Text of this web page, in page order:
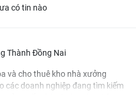
có tin nào
Thành Đồng Nai
và cho thuê kho nhà xưởng
các doanh nghiệp đang tìm kiếm